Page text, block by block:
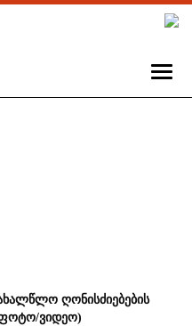
ღონისძიებების
ვიდეო)